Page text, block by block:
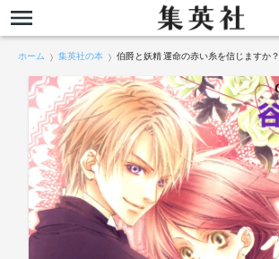
ホーム 集英社の本 伯爵と妖精 運命の赤い糸を信じますか？